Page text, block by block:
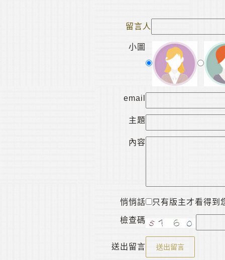
留言人
小圖
email
主題
內容
悄悄話 只有版主才看得到
檢查碼
送出留言 送出留言